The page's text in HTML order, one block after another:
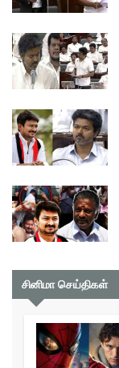
சினிமா செய்திகள்